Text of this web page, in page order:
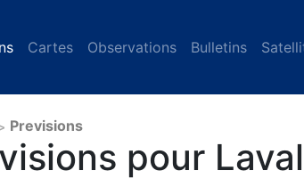
(current)
Cartes Observations Bulletins
> Previsions
pour Laval